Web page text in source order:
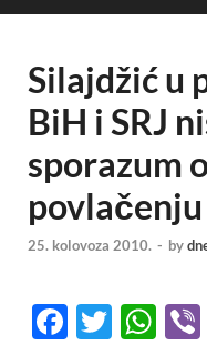
Silajdžić u
BiH i SRJ
sporazum
25. kolovoza 2010. - by
F
T
W